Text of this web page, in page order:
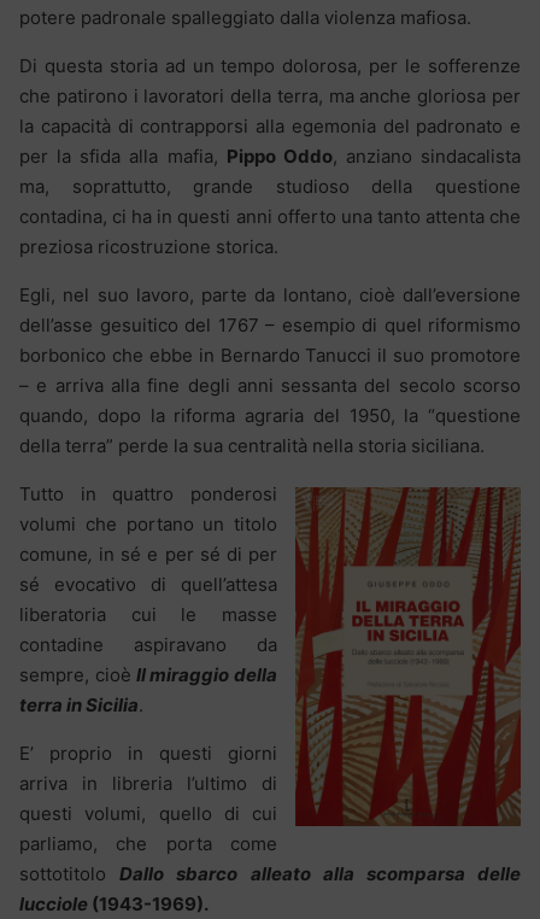
potere padronale spalleggiato dalla violenza mafiosa.
Di questa storia ad un tempo dolorosa, per le sofferenze
che patirono i lavoratori della terra, ma anche gloriosa per
la capacità di contrapporsi alla egemonia del padronato e
per la sfida alla mafia, Pippo Oddo, anziano sindacalista
ma, soprattutto, grande studioso della questione
contadina, ci ha in questi anni offerto una tanto attenta che
preziosa ricostruzione storica.
Egli, nel suo lavoro, parte da lontano, cioè dall’eversione
dell’asse gesuitico del 1767 – esempio di quel riformismo
borbonico che ebbe in Bernardo Tanucci il suo promotore
– e arriva alla fine degli anni sessanta del secolo scorso
quando, dopo la riforma agraria del 1950, la “questione
della terra” perde la sua centralità nella storia siciliana.
Tutto in quattro ponderosi
volumi che portano un titolo
comune, in sé e per sé di per
sé evocativo di quell’attesa
liberatoria cui le masse
contadine aspiravano da
sempre, cioè Il miraggio della
terra in Sicilia.
E’ proprio in questi giorni
arriva in libreria l’ultimo di
questi volumi, quello di cui
parliamo, che porta come
sottotitolo
Dallo sbarco alleato alla scomparsa delle
lucciole (1943-1969).